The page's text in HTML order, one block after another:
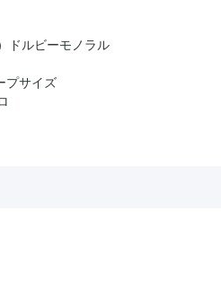
ドルビーモノラル
プサイズ